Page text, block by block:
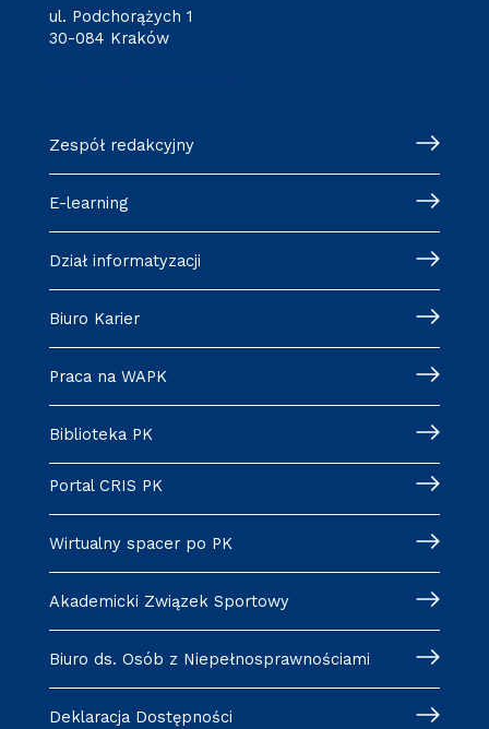
ul. Podchorążych 1
30-084 Kraków
Zespół redakcyjny
E-learning
Dział informatyzacji
Biuro Karier
Praca na WAPK
Biblioteka PK
Portal CRIS PK
Wirtualny spacer po PK
Akademicki Związek Sportowy
Biuro ds. Osób z Niepełnosprawnościami
Deklaracja Dostępności